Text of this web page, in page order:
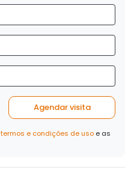
Agendar visita
termos e condições de uso e as